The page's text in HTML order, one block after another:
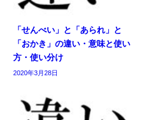
「せんべい」と「あられ」と
「おかき」の違い・意味と使い
方・使い分け
2020年3月28日